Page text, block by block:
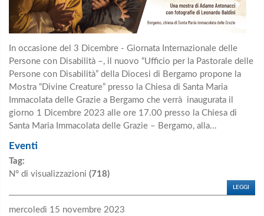
In occasione del 3 Dicembre - Giornata Internazionale delle
Persone con Disabilità –, il nuovo “Ufficio per la Pastorale delle
Persone con Disabilità” della Diocesi di Bergamo propone la
Mostra “Divine Creature” presso la Chiesa di Santa Maria
Immacolata delle Grazie a Bergamo che verrà inaugurata il
giorno 1 Dicembre 2023 alle ore 17.00 presso la Chiesa di
Santa Maria Immacolata delle Grazie – Bergamo, alla...
Eventi
Tag:
N° di visualizzazioni (718)
LEGGI
mercoledì 15 novembre 2023